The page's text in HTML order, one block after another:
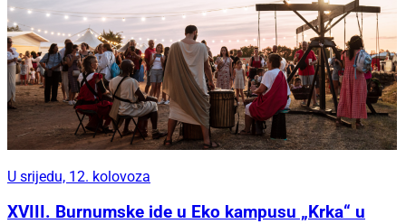
U srijedu, 12. kolovoza
XVIII. Burnumske ide u Eko kampusu „Krka“ u